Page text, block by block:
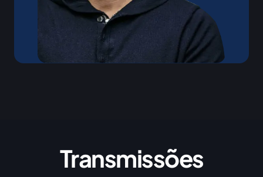
Transmissões